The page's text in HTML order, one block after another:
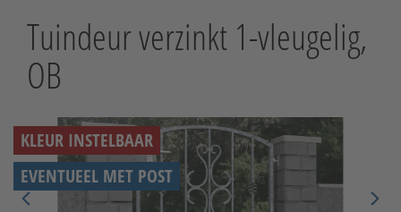
Tuindeur verzinkt 1-vleugelig,
OB
KLEUR INSTELBAAR
EVENTUEEL MET POST